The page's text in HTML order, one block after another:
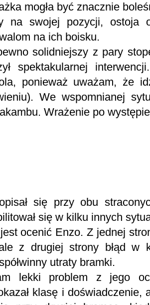
mogła być znacznie
na swojej pozycji, ostoja
na ich boisku.
solidniejszy z pary
spektakularnej
ponieważ uważam, że
We wspomnianej
Wrażenie po
się przy obu
się w kilku innych
ocenić Enzo. Z jednej
z drugiej strony błąd w
utraty bramki.
lekki problem z jego
klasę i doświadczenie,